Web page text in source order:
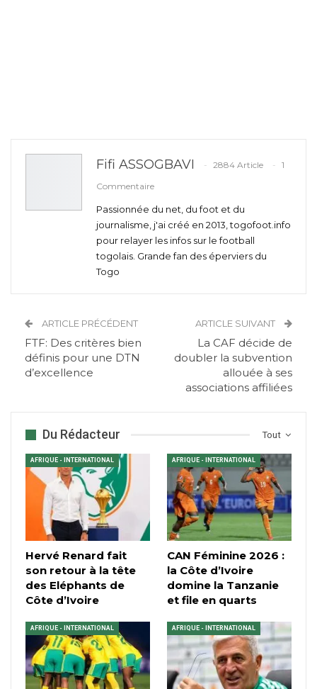
Fifi ASSOGBAVI 2884 Article
1
Commentaire
Passionnée du net, du foot et du
journalisme, j'ai créé en 2013, togofoot.info
pour relayer les infos sur le football
togolais. Grande fan des éperviers du
Togo
ARTICLE PRÉCÉDENT
FTF: Des critères bien
définis pour une DTN
d’excellence
ARTICLE SUIVANT
La CAF décide de
doubler la subvention
allouée à ses
associations affiliées
Tout
Du Rédacteur
AFRIQUE - INTERNATIONAL
Hervé Renard fait
son retour à la tête
des Eléphants de
Côte d’Ivoire
AFRIQUE - INTERNATIONAL
CAN Féminine 2026 :
la Côte d’Ivoire
domine la Tanzanie
et file en quarts
AFRIQUE - INTERNATIONAL AFRIQUE - INTERNATIONAL